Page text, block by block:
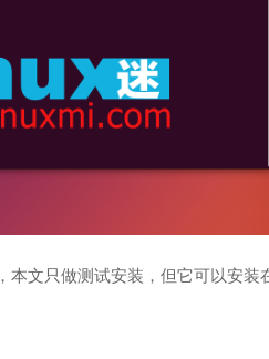
本文只做测试安装，但它可以安装